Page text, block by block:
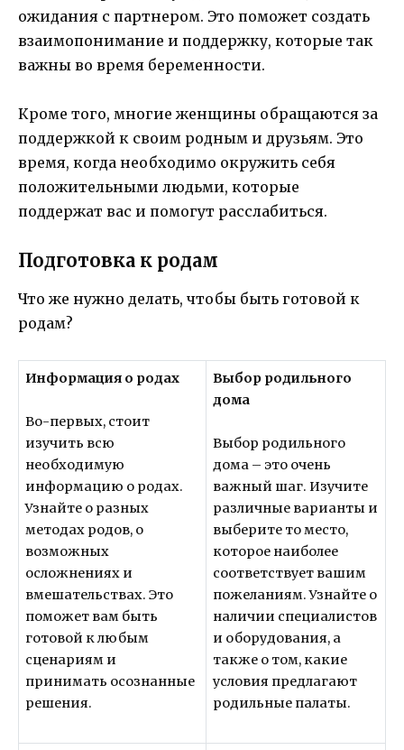
ожидания с партнером. Это поможет создать
взаимопонимание и поддержку, которые так
важны во время беременности.
Кроме того, многие женщины обращаются за
поддержкой к своим родным и друзьям. Это
время, когда необходимо окружить себя
положительными людьми, которые
поддержат вас и помогут расслабиться.
Подготовка к родам
Что же нужно делать, чтобы быть готовой к
родам?
Информация о родах
Во-первых, стоит
изучить всю
необходимую
информацию о родах.
Узнайте о разных
методах родов, о
возможных
осложнениях и
вмешательствах. Это
поможет вам быть
готовой к любым
сценариям и
принимать осознанные
решения.
Выбор родильного
дома
Выбор родильного
дома – это очень
важный шаг. Изучите
различные варианты и
выберите то место,
которое наиболее
соответствует вашим
пожеланиям. Узнайте о
наличии специалистов
и оборудования, а
также о том, какие
условия предлагают
родильные палаты.